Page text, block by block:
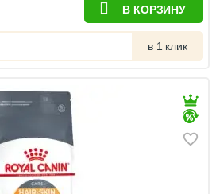
В КОРЗИНУ
в 1 клик